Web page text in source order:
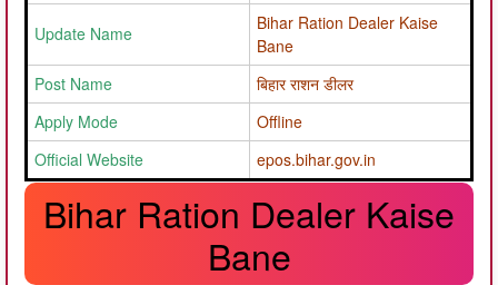
Update Name
Bihar Ration Dealer Kaise
Bane
Post Name
बिहार राशन डीलर
Apply Mode
Offline
Official Website
epos.bihar.gov.in
Bihar Ration Dealer Kaise
Bane